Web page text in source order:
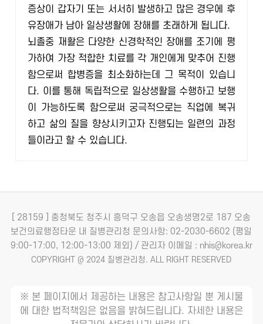
증상이 갑자기 또는 서서히 발생하고 많은 경우에 후
유장애가 남아 일상생활에 장해를 초래하게 됩니다.
뇌졸중 재활은 다양한 신경학적인 장애를 조기에 평
가하여 가장 적합한 치료를 각 개인에게 맞추어 진행
함으로써 합병증을 최소화하는데 그 목적이 있습니
다. 이를 통해 독립적으로 일상생활을 수행하고 보행
이 가능하도록 함으로써 궁극적으로는 직업에 복귀
하고 삶의 질을 향상시키고자 진행되는 일련의 과정
들이라고 할 수 있습니다.
[ 28159 ] 충청북도 청주시 흥덕구 오송읍 오송생명2로 187 오송
보건의료행정타운 내 질병관리청 문의사항: 02-2030-6602 (평일
9:00-17:00, 12:00-13:00 제외) / 관리자 이메일 : nhis@korea.kr
COPYRIGHT @ 2024 질병관리청. ALL RIGHT RESERVED
※ 본 페이지에서 제공하는 내용은 참고사항일 뿐 게시물
에 대한 법적책임은 없음을 밝혀드립니다. 자세한 내용은